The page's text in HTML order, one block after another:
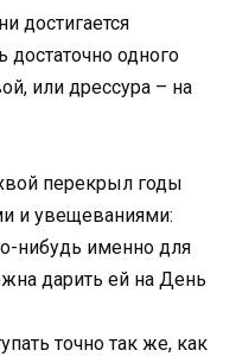
достигается
достаточно одного
или дрессура – на
перекрыл годы
и увещеваниями:
нибудь именно для
дарить ей на День
точно так же, как